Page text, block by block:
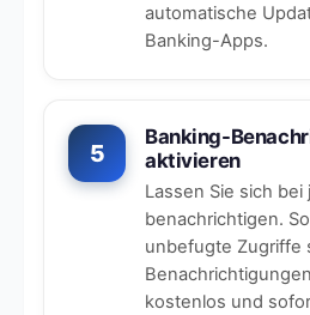
automatische
Banking-Apps.
5
Banking-
aktivieren
Lassen Sie sich bei
benachrichtigen.
unbefugte Zugriffe
kostenlos und